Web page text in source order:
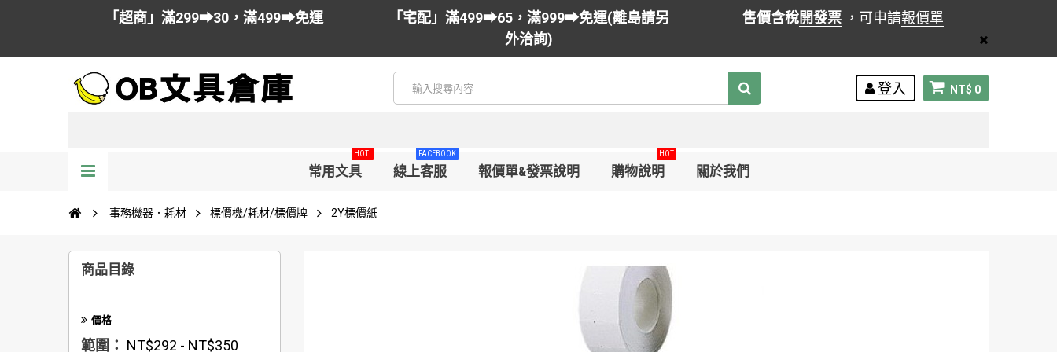
「超商」滿299➡30，滿499➡免運
「宅配」滿499➡65，滿999➡免運(離島請另
外洽詢)
售價含稅開發票 ，可申請報價單
NT$ 0
登入
常用文具
HOT!
線上客服
FACEBOOK
報價單&發票說明 購物說明
HOT
關於我們
事務機器．耗材 標價機/耗材/標價牌 2Y標價紙
商品目錄
價格
範圍： NT$292 - NT$350